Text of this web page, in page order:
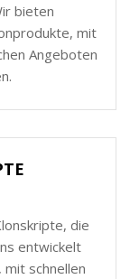
bieten
mit
Angeboten
die
entwickelt
schnellen